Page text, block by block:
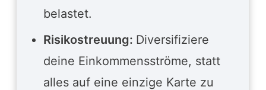
belastet.
Risikostreuung: Diversifiziere
deine Einkommensströme, statt
alles auf eine einzige Karte zu